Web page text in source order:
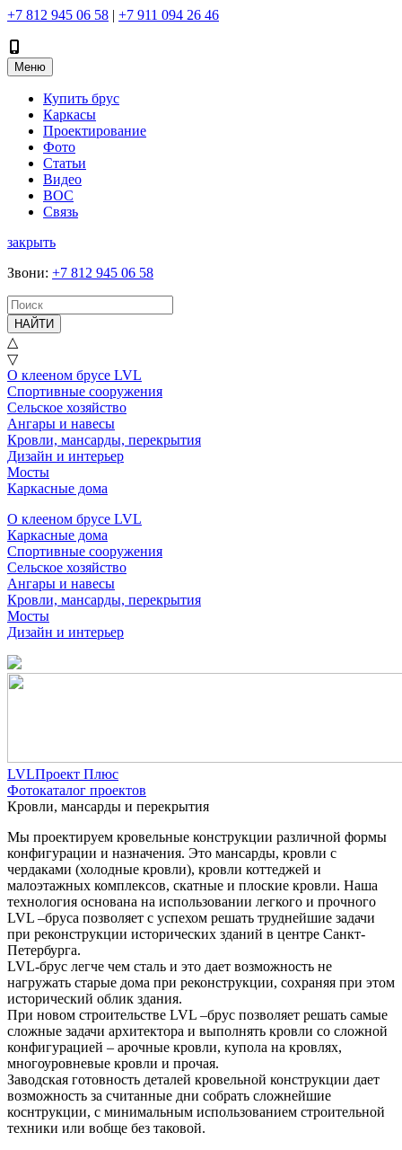
+7 812 945 06 58 | +7 911 094 26 46
Меню
Купить брус
Каркасы
Проектирование
Фото
Статьи
Видео
ВОС
Связь
закрыть
Звони: +7 812 945 06 58
НАЙТИ
△
▽
О клееном брусе LVL
Спортивные сооружения
Сельское хозяйство
Ангары и навесы
Кровли, мансарды, перекрытия
Дизайн и интерьер
Мосты
Каркасные дома
О клееном брусе LVL
Каркасные дома
Спортивные сооружения
Сельское хозяйство
Ангары и навесы
Кровли, мансарды, перекрытия
Мосты
Дизайн и интерьер
LVLПроект Плюс
Фотокаталог проектов
Кровли, мансарды и перекрытия
Мы проектируем кровельные конструкции различной формы
конфигурации и назначения. Это мансарды, кровли с
чердаками (холодные кровли), кровли коттеджей и
малоэтажных комплексов, скатные и плоские кровли. Наша
технология основана на использовании легкого и прочного
LVL –бруса позволяет с успехом решать труднейшие задачи
при реконструкции исторических зданий в центре Санкт-
Петербурга.
LVL-брус легче чем сталь и это дает возможность не
нагружать старые дома при реконструкции, сохраняя при этом
исторический облик здания.
При новом строительстве LVL –брус позволяет решать самые
сложные задачи архитектора и выполнять кровли со сложной
конфигурацией – арочные кровли, купола на кровлях,
многоуровневые кровли и прочая.
Заводская готовность деталей кровельной конструкции дает
возможность за считанные дни собрать сложнейшие
коснтрукции, с минимальным использованием строительной
техники или вобще без таковой.